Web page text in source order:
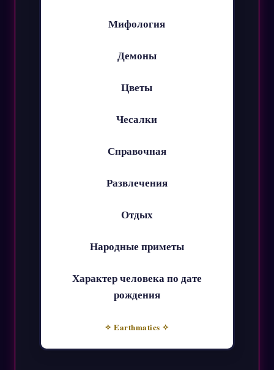
Мифология
Демоны
Цветы
Чесалки
Справочная
Развлечения
Отдых
Народные приметы
Характер человека по дате
рождения
✧ Earthmatics ✧